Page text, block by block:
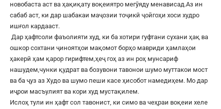
новобаста аст ва ҳақиқату воқеиятро мегӯяду менависад.Аз ин
сабаб аст, ки дар шабакаи маҷозии тоҷикӣ ҷойгоҳи хоси худро
ишғол кардааст.
Дар ҳафтсоли фаъолияти худ, ки ба хотири гуфтани сухани ҳақ ва
ошкор сохтани ҷиноятҳои мақомот борҳо мавриди ҳамлаҳои
ҳакерӣ ҳам қарор гирифтем,ҳеҷ гоҳ аз ин роҳ мунсариф
нашудем,чунки қудрат ва бозувони тавонои шумо муттакои мост
ва ба ҷуз аз Худо ва шумо пеши касе ҳисобот намедиҳем. Мо дар
иҷрои масъулият ва кори худ мустақилем.
Ислоҳ тули ин ҳафт сол тавонист, ки симо ва чеҳраи воқеии хеле